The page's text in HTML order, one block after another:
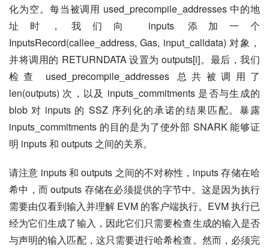
化为空。每当被调用 used_precompile_addresses 中的地
址时，我们向 inputs 添加一个
InputsRecord(callee_address, Gas, input_calldata) 对象，
并将调用的 RETURNDATA 设置为 outputs[i]。最后，我们
检查 used_precompile_addresses 总共被调用了
len(outputs) 次，以及 inputs_commitments 是否与生成的
blob 对 inputs 的 SSZ 序列化的承诺的结果匹配。暴露
inputs_commitments 的目的是为了使外部 SNARK 能够证
明 inputs 和 outputs 之间的关系。
请注意 inputs 和 outputs 之间的不对称性，inputs 存储在哈
希中，而 outputs 存储在必须提供的字节中。这是因为执行
需要由仅看到输入并理解 EVM 的客户端执行。EVM 执行已
经为它们生成了输入，因此它们只需要检查生成的输入是否
与声明的输入匹配，这只需要进行哈希检查。然而，必须完